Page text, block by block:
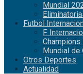
Mundial
Futbol
F.
Champions
Mundial de
Otros Deportes
Actualidad